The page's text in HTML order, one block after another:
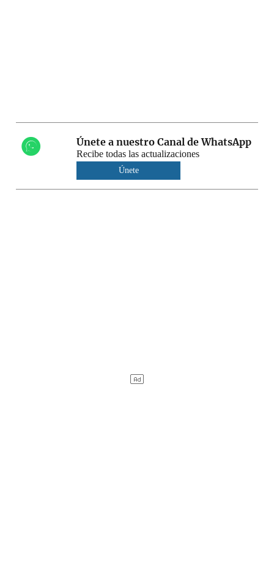
Únete a nuestro Canal de WhatsApp
Recibe todas las actualizaciones
Únete